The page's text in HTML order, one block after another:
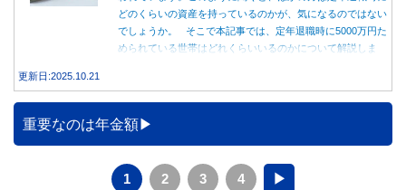
どのくらいの資産を持っているのかが、気になるのではない
でしょうか。 そこで本記事では、定年退職時に5000万円た
められている世帯はどれくらいいるのかについて解説しま
更新日:2025.10.21
重要なのは年金額
1 2 3 4 ▶